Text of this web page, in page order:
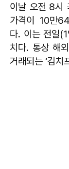
이날 오전 8시
가격이 10만
다. 이는 전일
치다. 통상 해
거래되는 ‘김치